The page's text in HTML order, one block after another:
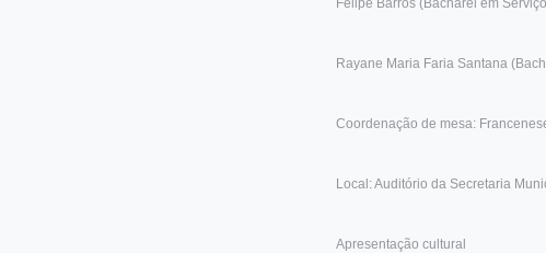
Rayane Maria Faria Santana
Coordenação de mesa:
Local: Auditório da Secretaria
Apresentação cultural